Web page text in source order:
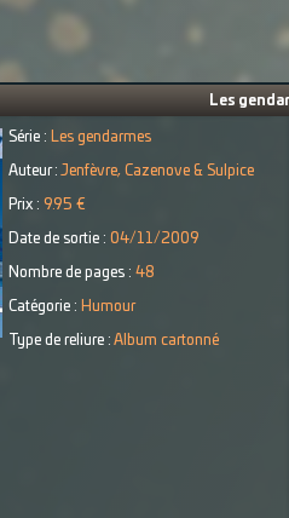
Les
Série : Les gendarmes
Auteur : Jenfèvre, Cazenove & Sulpice
Prix : 9.95 €
Date de sortie : 04/11/2009
Nombre de pages : 48
Catégorie : Humour
Type de reliure : Album cartonné